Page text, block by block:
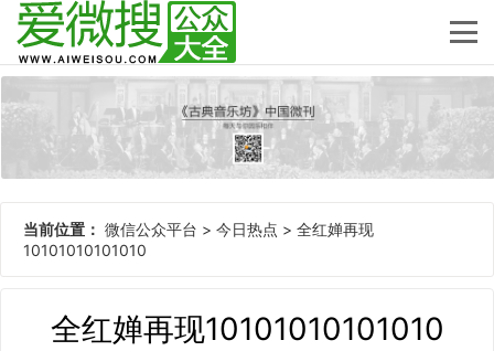
当前位置： 微信公众平台 > 今日热点 > 全红婵再现
10101010101010
全红婵再现10101010101010